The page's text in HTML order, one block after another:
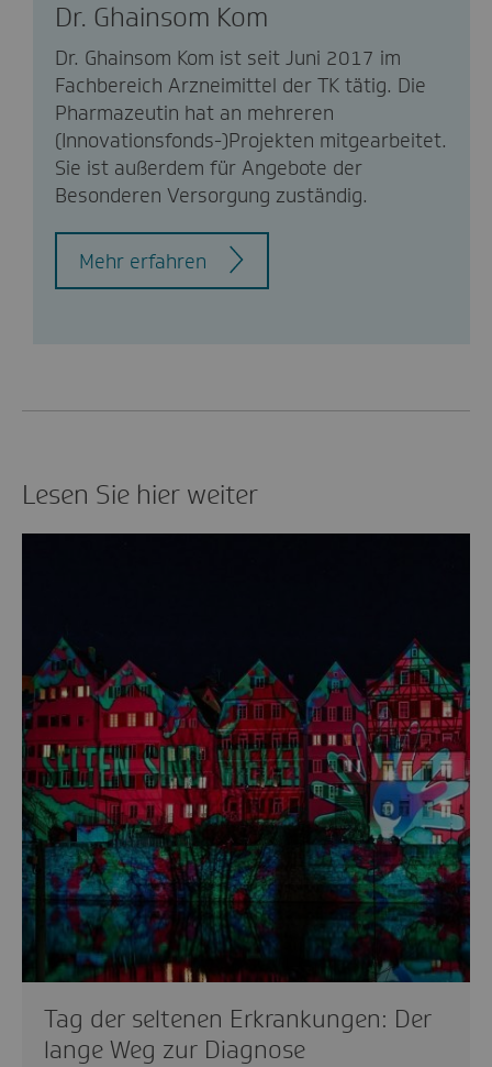
Dr. Ghainsom Kom
Dr. Ghainsom Kom ist seit Juni 2017 im
Fachbereich Arzneimittel der TK tätig. Die
Pharmazeutin hat an mehreren
(Innovationsfonds-)Projekten mitgearbeitet.
Sie ist außerdem für Angebote der
Besonderen Versorgung zuständig.
Mehr erfahren
Lesen Sie hier weiter
Tag der seltenen Erkrankungen: Der
lange Weg zur Diagnose